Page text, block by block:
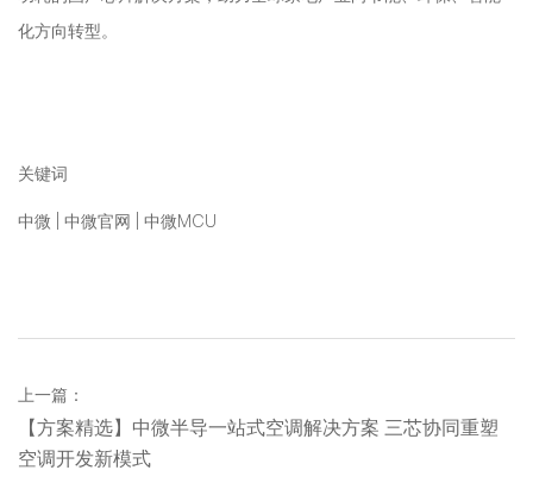
化方向转型。
关键词
中微 | 中微官网 | 中微MCU
上一篇：
【方案精选】中微半导一站式空调解决方案 三芯协同重塑
空调开发新模式